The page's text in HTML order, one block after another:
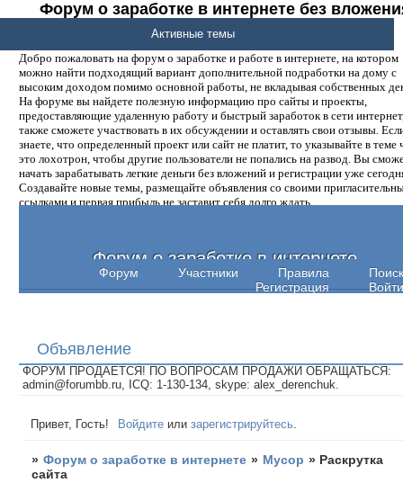
Форум о заработке в интернете без
денег.
Добро пожаловать на форум о заработке и работе в интернете, на котором
можно найти подходящий вариант дополнительной подработки на дому с
высоким доходом помимо основной работы, не вкладывая собственных
На форуме вы найдете полезную информацию про сайты и проекты,
предоставляющие удаленную работу и быстрый заработок в сети
также сможете участвовать в их обсуждении и оставлять свои отзывы.
знаете, что определенный проект или сайт не платит, то указывайте в теме
это лохотрон, чтобы другие пользователи не попались на развод. Вы
начать зарабатывать легкие деньги без вложений и регистрации уже
Создавайте новые темы, размещайте объявления со своими
ссылками и первая прибыль не заставит себя долго ждать.
Форум о заработке в интернете
Форум Участники Правила
Поиск
Регистрация
Войти
Активные темы
Объявление
ФОРУМ ПРОДАЕТСЯ! ПО ВОПРОСАМ ПРОДАЖИ ОБРАЩАТЬСЯ:
admin@forumbb.ru, ICQ: 1-130-134, skype: alex_derenchuk.
Привет, Гость! Войдите илизарегистрируйтесь
» Форум о заработке в интернете » Мусор » Раскрутка
сайта